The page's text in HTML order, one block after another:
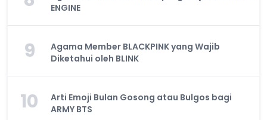
ENGINE
9
Agama Member BLACKPINK yang Wajib
Diketahui oleh BLINK
10
Arti Emoji Bulan Gosong atau Bulgos bagi
ARMY BTS